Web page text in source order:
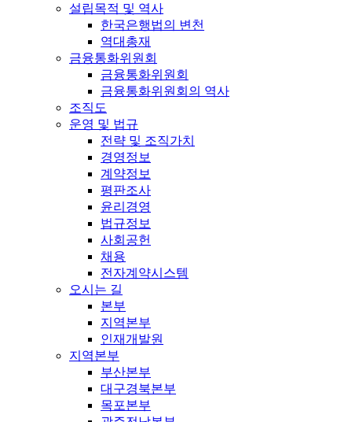
설립목적 및 역사
한국은행법의 변천
역대총재
금융통화위원회
금융통화위원회
금융통화위원회의 역사
조직도
운영 및 법규
전략 및 조직가치
경영정보
계약정보
평판조사
윤리경영
법규정보
사회공헌
채용
전자계약시스템
오시는 길
본부
지역본부
인재개발원
지역본부
부산본부
대구경북본부
목포본부